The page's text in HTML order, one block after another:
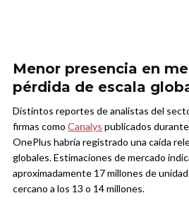
Menor presencia en
pérdida de escala
Distintos reportes de analistas del
firmas como Canalys publicados
OnePlus habría registrado una caída
globales. Estimaciones de mercado
aproximadamente 17 millones de
cercano a los 13 o 14 millones.